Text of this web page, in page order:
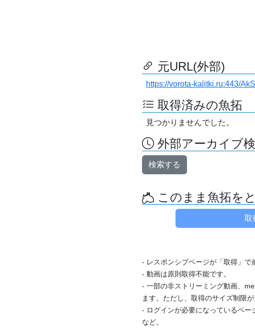
元URL(外部)
https://vorota-kalitki.ru:443/
取得済みの魚拓
見つかりませんでした。
外部アーカイブ
検索する
このまま魚拓を
- レスポンシブページが「取得」で
- 動画は原則取得不能です。
- 一部の非ストリーミング動画、
ます。ただし、取得のサイズ制限
- ログインが必要になっているペ
など。